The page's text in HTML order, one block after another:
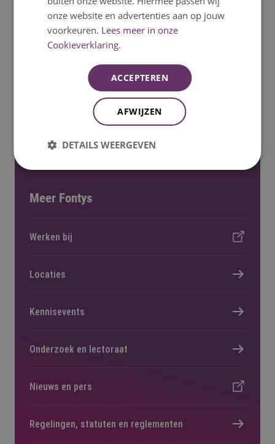
Open dagen
Informatie voor nieuwe studenten
Meer Fontys
Werken bij
Locaties
Kennisevents
Onderzoek en lectoraat
Nieuws en pers
Regelingen, statuten en reglementen
onze website en advertenties aan op jouw
voorkeuren. Lees meer in onze
Cookieverklaring.
ACCEPTEREN
AFWIJZEN
DETAILS WEERGEVEN